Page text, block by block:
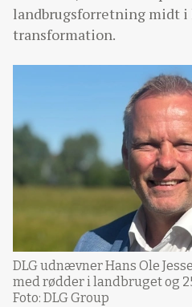
landbrugsforretning midt i
transformation.
DLG udnævner Hans Ole
med rødder i landbruget og
Foto: DLG Group